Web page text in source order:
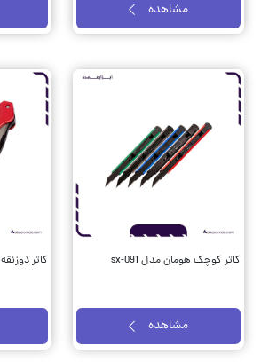
مشاهده
کاتر کوچک هومان مدل sx-091
مشاهده
کاتر ذوزنقه هومان مدل DF-828